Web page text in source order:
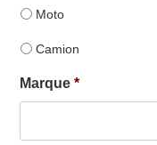
Moto
Camion
Marque *